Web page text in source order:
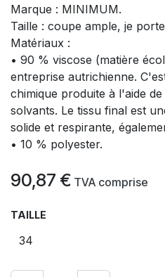
Marque : MINIMUM.
Taille : coupe ample, je
Matériaux :
• 90 % viscose (matière
entreprise autrichienne.
chimique produite à l'aide
solvants. Le tissu final est
solide et respirante,
• 10 % polyester.
90,87 € TVA comprise
TAILLE